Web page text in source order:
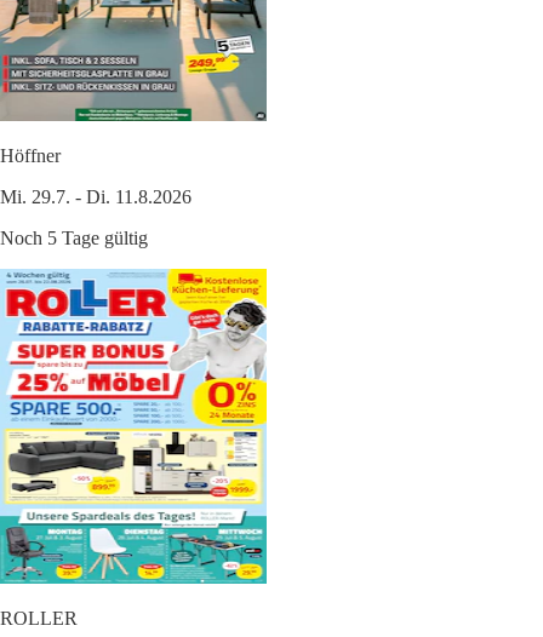
Höffner
Mi. 29.7. - Di. 11.8.2026
Noch 5 Tage gültig
ROLLER